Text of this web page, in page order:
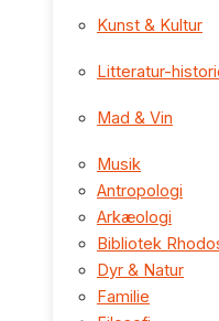
Kunst & Kultur
Litteratur-
Mad & Vin
Musik
Antropologi
Arkæologi
Bibliotek
Dyr & Natur
Familie